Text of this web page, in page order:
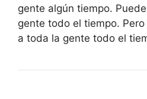
gente algún tiempo.
gente todo el tiempo.
a toda la gente todo el